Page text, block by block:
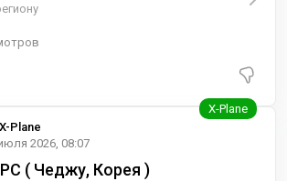
Plane
2026, 08:07
( Чеджу, Корея )